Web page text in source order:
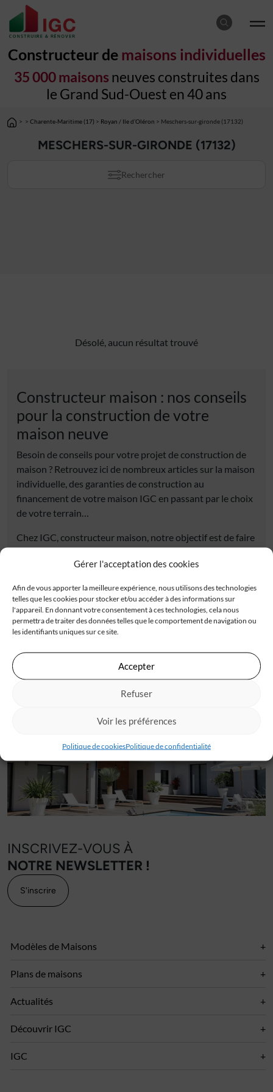
Gérer l'acceptation des cookies
Afin de vous apporter la meilleure expérience, nous utilisons des technologies
telles que les cookies pour stocker et/ou accéder à des informations sur
l'appareil. En donnant votre consentement à ces technologies, cela nous
permettra de traiter des données telles que le comportement de navigation ou
les identifiants uniques sur ce site.
Accepter
Refuser
Voir les préférences
Politique de cookiesPolitique de confidentialité
Constructeur de maisons individuelles
35 000 maisons neuves construites dans
le Grand Sud-Ouest en 40 ans
> > Charente-Maritime (17) > Royan / Ile d’Oléron > Meschers-sur-gironde (17132)
MESCHERS-SUR-GIRONDE (17132)
Rechercher
Désolé, aucun résultat trouvé
Constructeur maison : nos conseils
pour la construction de votre
maison neuve
Besoin de conseils pour votre projet de construction de
maison ? Retrouvez ici de nombreux articles sur la maison
individuelle, des garanties de construction au
financement de votre maison IGC en passant par le choix
de votre terrain…
Chez IGC, constructeur maison, notre objectif est de faire
espérons que cette section actualités vous inspire et vous
l’excellence et l’innovation dans le domaine de la
construction de maison. Restez connectés pour de
nouvelles mises à jour passionnantes !
les témoignages en video
INSCRIVEZ-VOUS À
NOTRE NEWSLETTER !
S'inscrire
Modèles de Maisons
Plans de maisons
Actualités
Découvrir IGC
IGC